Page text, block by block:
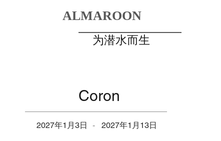
ALMAROON
为潜水而生
Coron
2027年1月3日 - 2027年1月13日